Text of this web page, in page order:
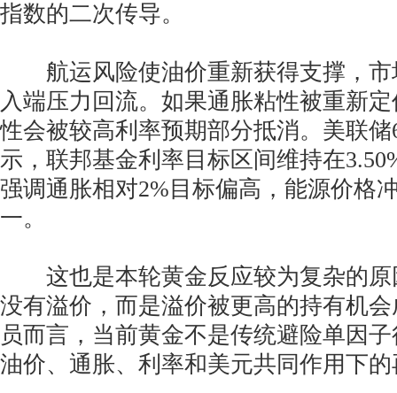
指数的二次传导。
航运风险使油价重新获得支撑，市
入端压力回流。如果通胀粘性被重新
性会被较高利率预期部分抵消。美联
示，联邦基金利率目标区间维持在
强调通胀相对2%目标偏高，能源价格
一。
这也是本轮黄金反应较为复杂的原
没有溢价，而是溢价被更高的持有机
员而言，当前黄金不是传统避险单因
油价、通胀、利率和美元共同作用下